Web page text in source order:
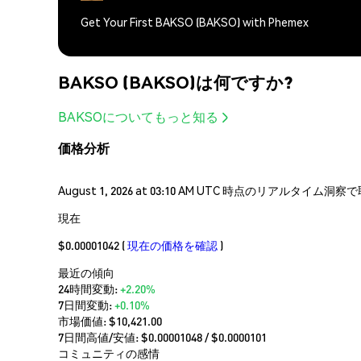
Get Your First BAKSO (BAKSO) with Phemex
BAKSO (BAKSO)は何ですか?
BAKSOについてもっと知る
価格分析
August 1, 2026 at 03:10 AM UTC 時点のリアルタイム洞察
現在
$0.00001042 (現在の価格を確認 )
最近の傾向
24時間変動:+2.20%
7日間変動:+0.10%
市場価値:$10,421.00
7日間高値/安値: $0.00001048/ $0.0000101
コミュニティの感情